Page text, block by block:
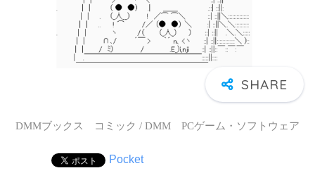
DMMブックス コミック / DMM PCゲーム・ソフトウェア
Pocket